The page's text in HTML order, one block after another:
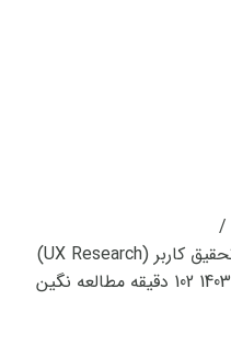
/
102 دقیقه مطالعه
نگین